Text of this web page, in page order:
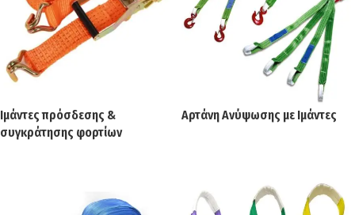
Ιμάντες πρόσδεσης &
συγκράτησης φορτίων
Αρτάνη Ανύψωσης με Ιμάντες